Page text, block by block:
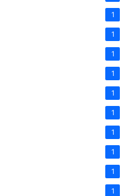
1
1
1
1
1
1
1
1
1
1